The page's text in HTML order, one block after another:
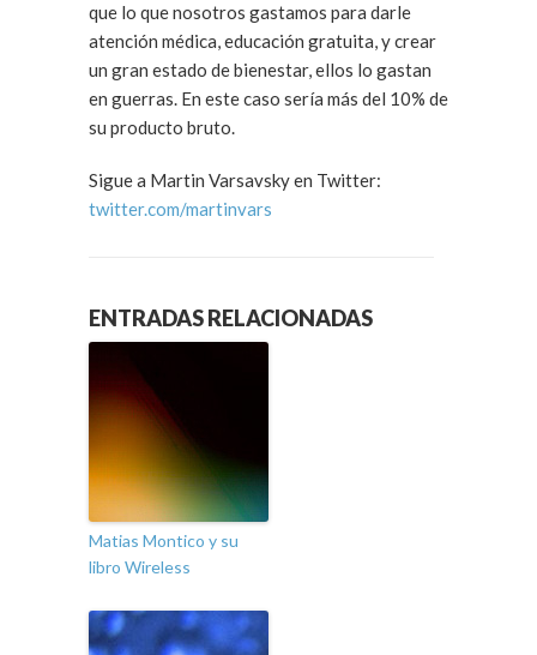
que lo que nosotros gastamos para darle
atención médica, educación gratuita, y crear
un gran estado de bienestar, ellos lo gastan
en guerras. En este caso sería más del 10% de
su producto bruto.
Sigue a Martin Varsavsky en Twitter:
twitter.com/martinvars
ENTRADAS RELACIONADAS
Matias Montico y su
libro Wireless